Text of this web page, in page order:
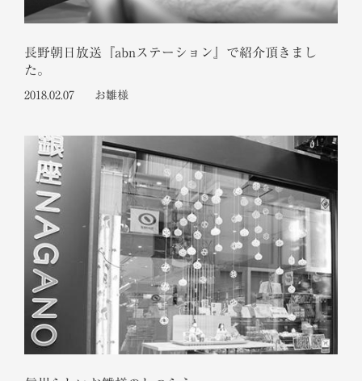
長野朝日放送『abnステーション』で紹介頂きまし
た。
2018.02.07 お雛様